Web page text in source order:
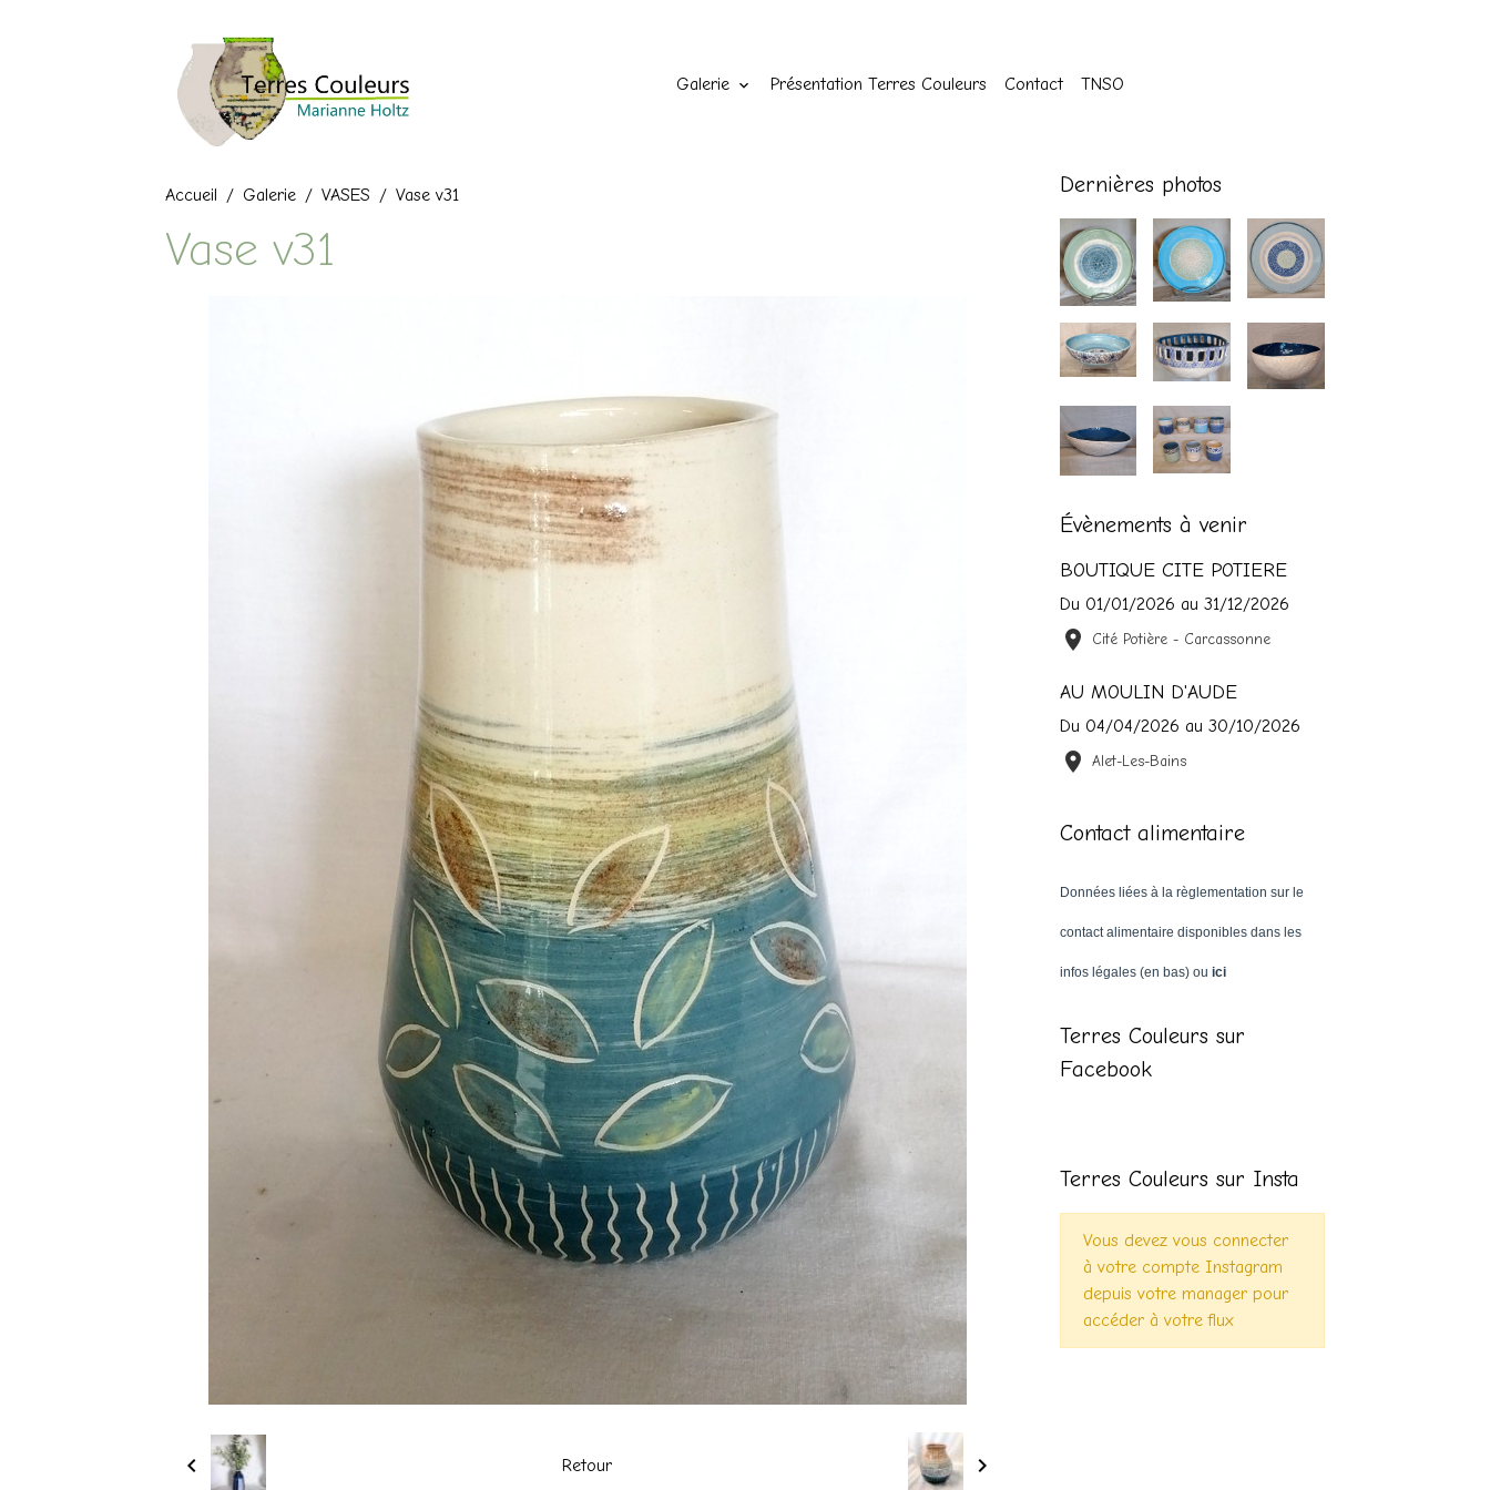
Galerie Présentation Terres Couleurs Contact TNSO
Accueil Galerie VASES Vase v31
Vase v31
Retour
Dernières photos
Évènements à venir
BOUTIQUE CITE POTIERE
Du 01/01/2026 au 31/12/2026
Cité Potière - Carcassonne
AU MOULIN D'AUDE
Du 04/04/2026 au 30/10/2026
Alet-Les-Bains
Contact alimentaire
Données liées à la règlementation sur le
contact alimentaire disponibles dans les
infos légales (en bas) ou ici
Terres Couleurs sur
Facebook
Terres Couleurs sur Insta
Vous devez vous connecter
à votre compte Instagram
depuis votre manager pour
accéder à votre flux